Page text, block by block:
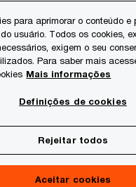
Consultoria
da Nova
acelera
para aprimorar o conteúdo e
usuário. Todos os cookies,
exigem o seu
Para saber mais
Mais informações
Definições de cookies
Rejeitar todos
Aceitar cookies